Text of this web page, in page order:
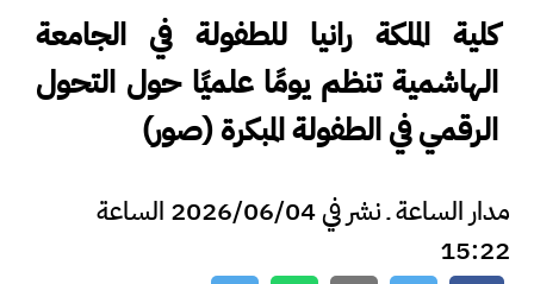
كلية الملكة رانيا للطفولة في الجامعة
الهاشمية تنظم يومًا علميًا حول التحول
الرقمي في الطفولة المبكرة (صور)
مدار الساعة ـ نشر في 2026/06/04 الساعة
15:22